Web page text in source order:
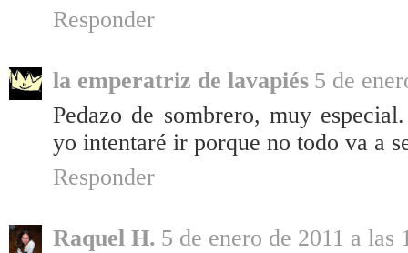
Responder
la emperatriz de lavapiés 5 de
Pedazo de sombrero, muy
yo intentaré ir porque no todo va a
Responder
Raquel H. 5 de enero de 2011 a las